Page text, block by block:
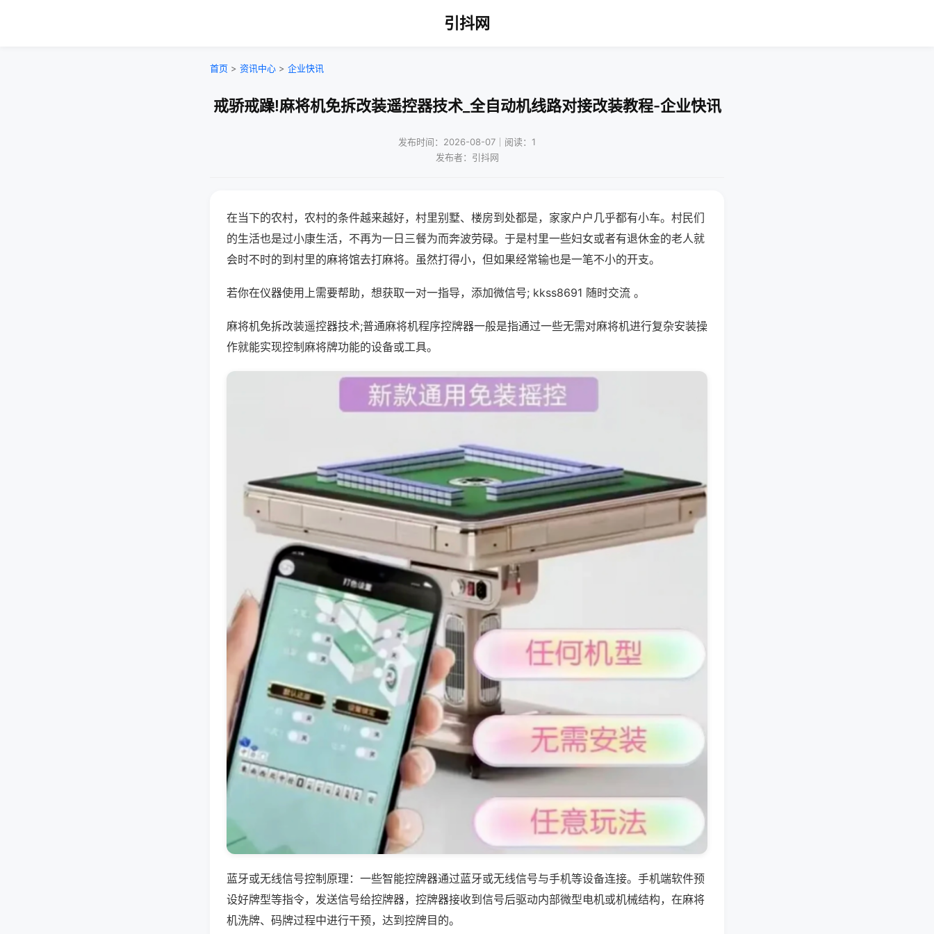
引抖网
首页 > 资讯中心 > 企业快讯
戒骄戒躁!麻将机免拆改装遥控器技术_全自动机线路对接改装教程-企业快讯
发布时间：2026-08-07｜阅读：1
发布者：引抖网
在当下的农村，农村的条件越来越好，村里别墅、楼房到处都是，家家户户几乎都有小车。村民们
的生活也是过小康生活，不再为一日三餐为而奔波劳碌。于是村里一些妇女或者有退休金的老人就
会时不时的到村里的麻将馆去打麻将。虽然打得小，但如果经常输也是一笔不小的开支。
若你在仪器使用上需要帮助，想获取一对一指导，添加微信号; kkss8691 随时交流 。
麻将机免拆改装遥控器技术;普通麻将机程序控牌器一般是指通过一些无需对麻将机进行复杂安装操
作就能实现控制麻将牌功能的设备或工具。
蓝牙或无线信号控制原理：一些智能控牌器通过蓝牙或无线信号与手机等设备连接。手机端软件预
设好牌型等指令，发送信号给控牌器，控牌器接收到信号后驱动内部微型电机或机械结构，在麻将
机洗牌、码牌过程中进行干预，达到控牌目的。